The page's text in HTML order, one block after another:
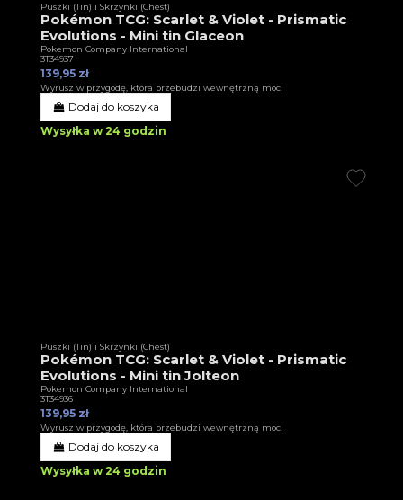
Puszki (Tin) i Skrzynki (Chest)
Pokémon TCG: Scarlet & Violet - Prismatic
Evolutions - Mini tin Glaceon
Pokemon Company International
3T34937
139,95 zł
Wyrusz w przygodę, która przebudzi wewnętrzną moc!
Dodaj do koszyka
Wysyłka w 24 godzin
Puszki (Tin) i Skrzynki (Chest)
Pokémon TCG: Scarlet & Violet - Prismatic
Evolutions - Mini tin Jolteon
Pokemon Company International
3T34936
139,95 zł
Wyrusz w przygodę, która przebudzi wewnętrzną moc!
Dodaj do koszyka
Wysyłka w 24 godzin